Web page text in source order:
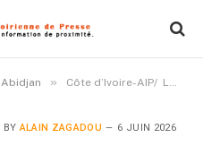
Abidjan » Côte d’Ivoire-AIP/ Le groupe scolaire « Madeleine Daniélou » distingue ses meilleures élèves et réaffirme sa vision éducative
BY ALAIN ZAGADOU 6 JUIN 2026